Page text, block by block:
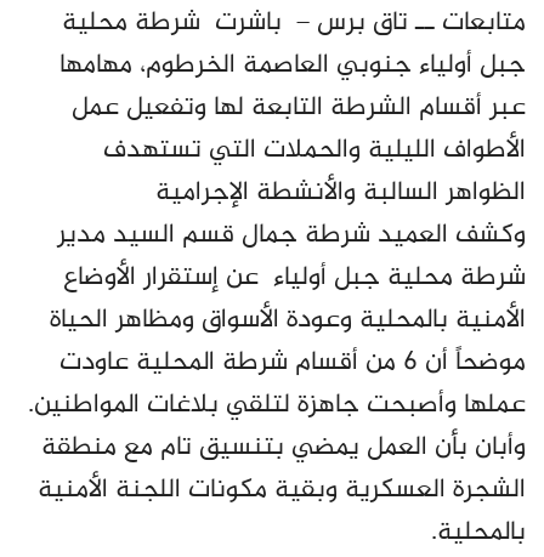
متابعات ــ تاق برس – باشرت شرطة محلية
جبل أولياء جنوبي العاصمة الخرطوم، مهامها
عبر أقسام الشرطة التابعة لها وتفعيل عمل
الأطواف الليلية والحملات التي تستهدف
الظواهر السالبة والأنشطة الإجرامية
وكشف العميد شرطة جمال قسم السيد مدير
شرطة محلية جبل أولياء عن إستقرار الأوضاع
الأمنية بالمحلية وعودة الأسواق ومظاهر الحياة
موضحاً أن 6 من أقسام شرطة المحلية عاودت
عملها وأصبحت جاهزة لتلقي بلاغات المواطنين.
وأبان بأن العمل يمضي بتنسيق تام مع منطقة
الشجرة العسكرية وبقية مكونات اللجنة الأمنية
بالمحلية.